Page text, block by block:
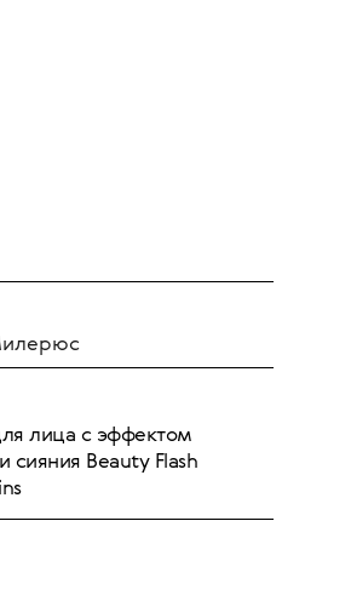
лица с эффектом
сияния Beauty Flash